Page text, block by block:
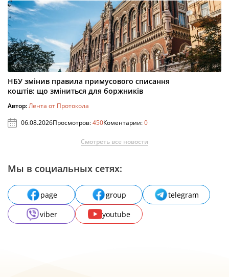
НБУ змінив правила примусового списання
коштів: що зміниться для боржників
Автор:Лента от Протокола
06.08.2026Просмотров:450Коментарии:0
Смотреть все новости
Мы в социальных сетях:
page group
telegram
viber
youtube